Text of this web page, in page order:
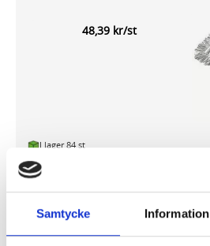
Samtycke Information
48,39 kr/st
I lager 84 st
-